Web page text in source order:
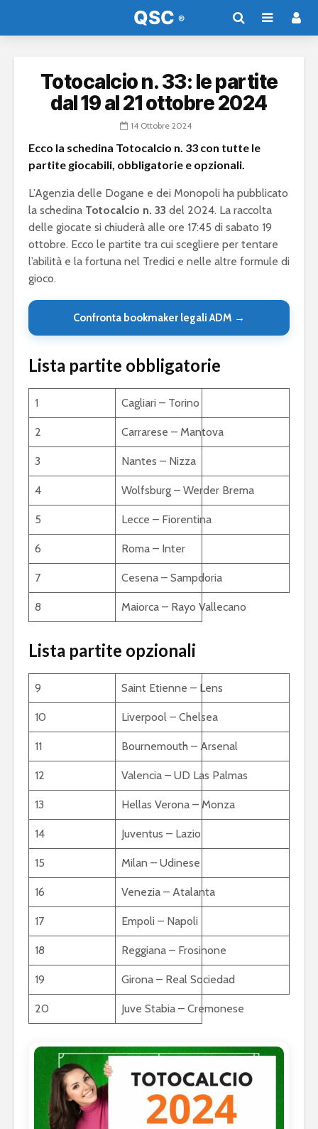
Totocalcio n. 33: le partite
dal 19 al 21 ottobre 2024
14 Ottobre 2024
Ecco la schedina Totocalcio n. 33 con tutte le
partite giocabili, obbligatorie e opzionali.
L’Agenzia delle Dogane e dei Monopoli ha pubblicato
la schedina Totocalcio n. 33 del 2024. La raccolta
delle giocate si chiuderà alle ore 17:45 di sabato 19
ottobre. Ecco le partite tra cui scegliere per tentare
l’abilità e la fortuna nel Tredici e nelle altre formule di
gioco.
Confronta bookmaker legali ADM →
Lista partite obbligatorie
1 Cagliari – Torino
2 Carrarese – Mantova
3 Nantes – Nizza
4 Wolfsburg – Werder Brema
5 Lecce – Fiorentina
6 Roma – Inter
7 Cesena – Sampdoria
8 Maiorca – Rayo Vallecano
Lista partite opzionali
9 Saint Etienne – Lens
10 Liverpool – Chelsea
11 Bournemouth – Arsenal
12 Valencia – UD Las Palmas
13 Hellas Verona – Monza
14 Juventus – Lazio
15 Milan – Udinese
16 Venezia – Atalanta
17 Empoli – Napoli
18 Reggiana – Frosinone
19 Girona – Real Sociedad
20 Juve Stabia – Cremonese